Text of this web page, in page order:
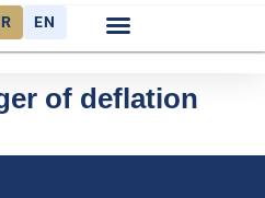
EN
of deflation